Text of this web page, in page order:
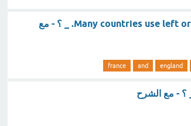
Many countries use left or right because of England and France. _ ؟ - مع
england
and
france